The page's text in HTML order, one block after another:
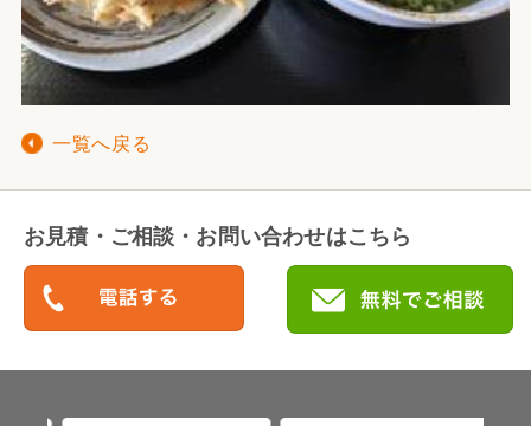
一覧へ戻る
お見積・ご相談・お問い合わせはこちら